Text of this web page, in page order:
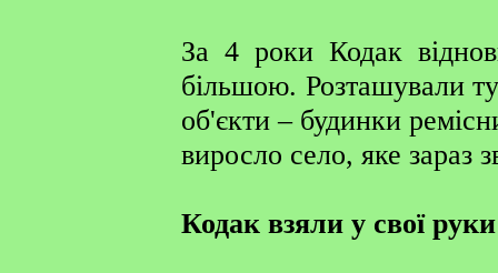
За 4 роки Кодак
більшою. Розташували
об'єкти – будинки
виросло село, яке зараз
Кодак взяли у свої